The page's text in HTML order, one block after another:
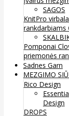
SAGOS
KnitPro
rankdarbiams
Pomponai
priemonės
Sadnes Garn
MEZGIMO
Rico Design
Design
DROPS